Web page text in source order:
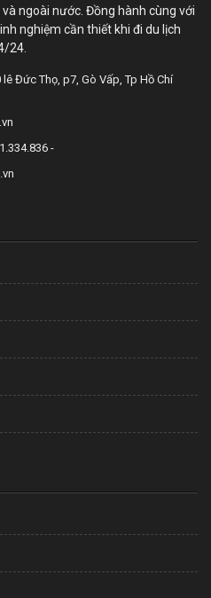
ngoài nước. Đồng hành cùng với
nghiệm cần thiết khi đi du lịch
24.
Đức Thọ, p7, Gò Vấp, Tp Hồ Chí
-